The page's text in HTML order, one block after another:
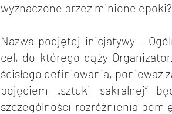
wyznaczone przez minione epoki?
Nazwa podjętej inicjatywy –
cel, do którego dąży
ścisłego definiowania, ponieważ
pojęciem „sztuki sakralnej”
szczególności rozróżnienia